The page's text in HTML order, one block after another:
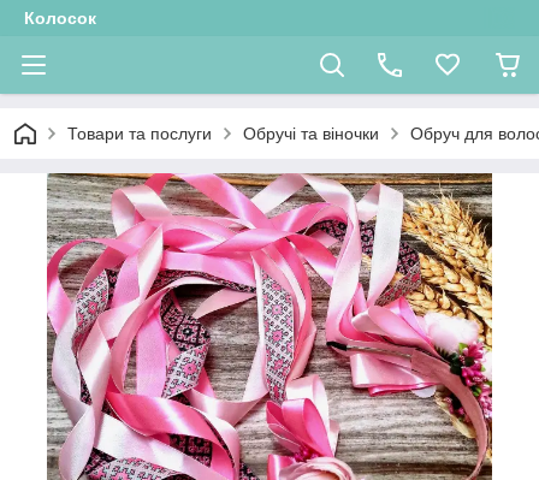
Колосок
Товари та послуги Обручі та віночки Обруч для